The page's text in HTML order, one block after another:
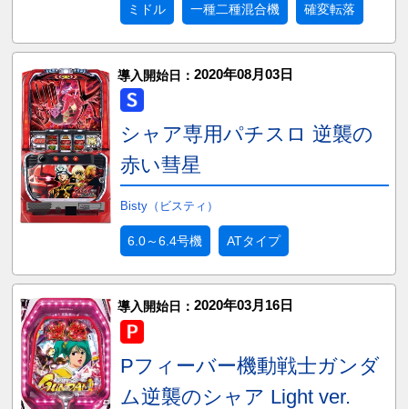
ミドル 一種二種混合機 確変転落
導入開始日： 2020年08月03日
シャア専用パチスロ 逆襲の
赤い彗星
Bisty（ビスティ）
6.0～6.4号機 ATタイプ
導入開始日： 2020年03月16日
Pフィーバー機動戦士ガンダ
ム逆襲のシャア Light ver.